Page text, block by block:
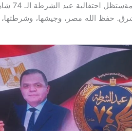
في
حفظ الله مصر، وجيشها، وشرطتها،